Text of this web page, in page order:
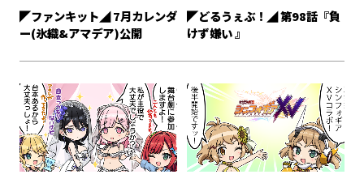
◤ファンキット◢ 7月カレンダ
ー(氷織&アマデア)公開
◤どるうぇぶ！◢ 第98話『負
けず嫌い 』